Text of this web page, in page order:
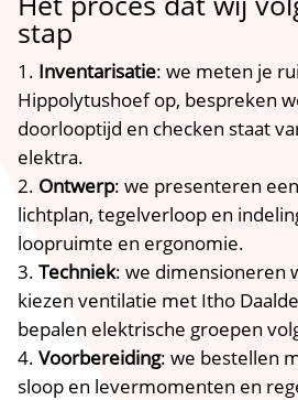
stap
Inventarisatie: we meten je
Hippolytushoef op, bespreken
doorlooptijd en checken staat
elektra.​
Ontwerp: we presenteren
lichtplan, tegelverloop en
loopruimte en ergonomie.​
Techniek: we dimensioneren
kiezen ventilatie met Itho
bepalen elektrische groepen
Voorbereiding: we bestellen
sloop en levermomenten en